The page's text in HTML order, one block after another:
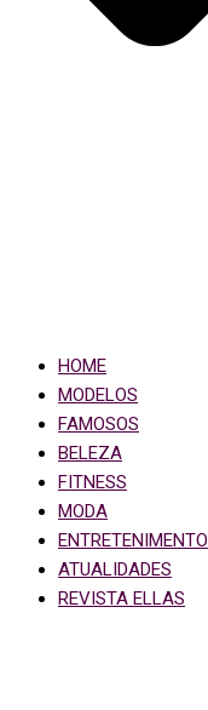
HOME
MODELOS
FAMOSOS
BELEZA
FITNESS
MODA
ENTRETENIMENTO
ATUALIDADES
REVISTA ELLAS